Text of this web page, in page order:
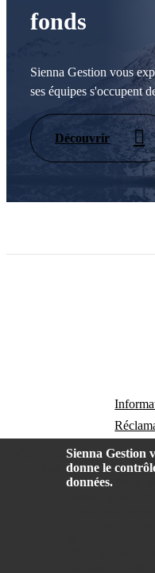
Sienna Gestion
donne le
données.
fonds
Sienna Gestion vous
ses équipes s'occupent
Découvrir